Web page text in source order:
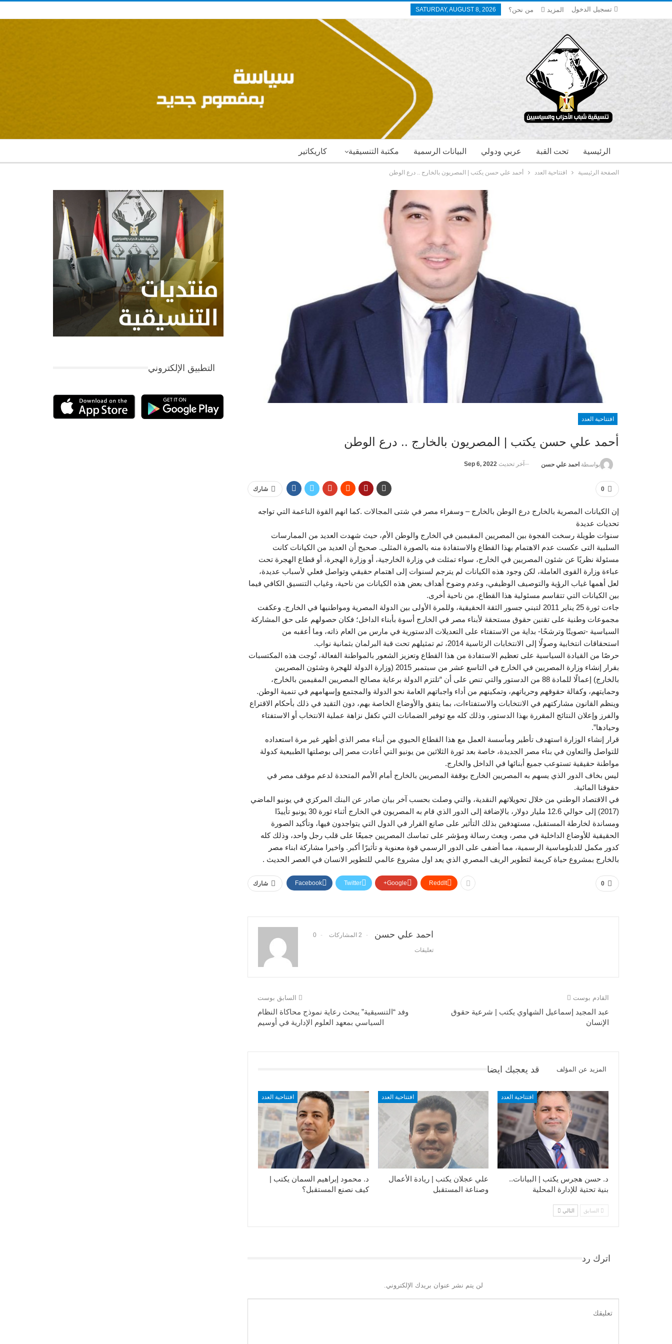
تسجيل الدخول SATURDAY, AUGUST 8, 2026 من نحن؟ المزيد
كاريكاتير مكتبة التنسيقية البيانات الرسمية عربي ودولي تحت القبة الرئيسية
الصفحة الرئيسية افتتاحية العدد أحمد علي حسن يكتب | المصريون بالخارج .. درع الوطن
افتتاحية العدد
أحمد علي حسن يكتب | المصريون بالخارج .. درع الوطن
بواسطة احمد علي حسن آخر تحديث Sep 6, 2022
0 شارك
إن الكيانات المصرية بالخارج درع الوطن بالخارج – وسفراء مصر في شتى المجالات .كما انهم القوة الناعمة التي تواجه
تحديات عديدة
سنوات طويلة رسخت الفجوة بين المصريين المقيمين في الخارج والوطن الأم، حيث شهدت العديد من الممارسات
السلبية التى عكست عدم الاهتمام بهذا القطاع والاستفادة منه بالصورة المثلى. صحيح أن العديد من الكيانات كانت
مسئولة نظريًا عن شئون المصريين في الخارج، سواء تمثلت في وزارة الخارجية، أو وزارة الهجرة، أو قطاع الهجرة تحت
عباءة وزارة القوى العاملة، لكن وجود هذه الكيانات لم يترجم لسنوات إلى اهتمام حقيقي وتواصل فعلي لأسباب عديدة،
لعل أهمها غياب الرؤية والتوصيف الوظيفي، وعدم وضوح أهداف بعض هذه الكيانات من ناحية، وغياب التنسيق الكافي فيما
بين الكيانات التي تتقاسم مسئولية هذا القطاع، من ناحية أخرى.
جاءت ثورة 25 يناير 2011 لتبني جسور الثقة الحقيقية، وللمرة الأولى بين الدولة المصرية ومواطنيها في الخارج. وعكفت
مجموعات وطنية على تقنين حقوق مستحقة لأبناء مصر في الخارج أسوة بأبناء الداخل؛ فكان حصولهم على حق المشاركة
السياسية -تصويتًا وترشحًا- بداية من الاستفتاء على التعديلات الدستورية في مارس من العام ذاته، وما أعقبه من
استحقاقات انتخابية وصولًا إلى الانتخابات الرئاسية 2014، ثم تمثيلهم تحت قبة البرلمان بثمانية نواب.
حرصًا من القيادة السياسية على تعظيم الاستفادة من هذا القطاع وتعزيز الشعور بالمواطنة الفعالة، تُوجت هذه المكتسبات
بقرار إنشاء وزارة المصريين في الخارج في التاسع عشر من سبتمبر 2015 (وزارة الدولة للهجرة وشئون المصريين
بالخارج) إعمالًا للمادة 88 من الدستور والتي تنص على أن “تلتزم الدولة برعاية مصالح المصريين المقيمين بالخارج،
وحمايتهم، وكفالة حقوقهم وحرياتهم، وتمكينهم من أداء واجباتهم العامة نحو الدولة والمجتمع وإسهامهم في تنمية الوطن.
وينظم القانون مشاركتهم في الانتخابات والاستفتاءات، بما يتفق والأوضاع الخاصة بهم، دون التقيد في ذلك بأحكام الاقتراع
والفرز وإعلان النتائج المقررة بهذا الدستور، وذلك كله مع توفير الضمانات التي تكفل نزاهة عملية الانتخاب أو الاستفتاء
وحيادها”.
قرار إنشاء الوزارة استهدف تأطير ومأسسة العمل مع هذا القطاع الحيوي من أبناء مصر الذي أظهر غير مرة استعداده
للتواصل والتعاون في بناء مصر الجديدة، خاصة بعد ثورة الثلاثين من يونيو التي أعادت مصر إلى بوصلتها الطبيعية كدولة
مواطنة حقيقية تستوعب جميع أبنائها في الداخل والخارج.
ليس بخاف الدور الذي يسهم به المصريين الخارج بوقفة المصريين بالخارج أمام الأمم المتحدة لدعم موقف مصر في
حقوقنا المائية.
في الاقتصاد الوطني من خلال تحويلاتهم النقدية، والتي وصلت بحسب آخر بيان صادر عن البنك المركزي في يونيو الماضي
(2017) إلى حوالي 12.6 مليار دولار، بالإضافة إلى الدور الذي قام به المصريون في الخارج أثناء ثورة 30 يونيو تأييدًا
ومساندة لخارطة المستقبل، مستهدفين بذلك التأثير على صانع القرار في الدول التي يتواجدون فيها، وتأكيد الصورة
الحقيقية للأوضاع الداخلية في مصر، وبعث رسالة ومؤشر على تماسك المصريين جميعًا على قلب رجل واحد، وذلك كله
كدور مكمل للدبلوماسية الرسمية، مما أضفى على الدور الرسمي قوة معنوية و تأثيرًا أكبر. واخيرا مشاركة ابناء مصر
بالخارج بمشروع حياة كريمة لتطوير الريف المصري الذي يعد اول مشروع عالمي للتطوير الانسان في العصر الحديث .
0 شارك Facebook Twitter Google+ ReddIt
احمد علي حسن 2 المشاركات 0
تعليقات
السابق بوست
وفد “التنسيقية” يبحث رعاية نموذج محاكاة النظام
السياسي بمعهد العلوم الإدارية في أوسيم
القادم بوست
عبد المجيد إسماعيل الشهاوي يكتب | شرعية حقوق
الإنسان
قد يعجبك ايضا المزيد عن المؤلف
افتتاحية العدد
د. محمود إبراهيم السمان يكتب |
كيف نصنع المستقبل؟
افتتاحية العدد
علي عجلان يكتب | ريادة الأعمال
وصناعة المستقبل
افتتاحية العدد
د. حسن هجرس يكتب | البيانات..
بنية تحتية للإدارة المحلية
السابق التالي
اترك رد
لن يتم نشر عنوان بريدك الإلكتروني.
التطبيق الإلكتروني